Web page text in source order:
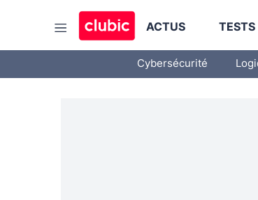
ACTUS TESTS
Cybersécurité